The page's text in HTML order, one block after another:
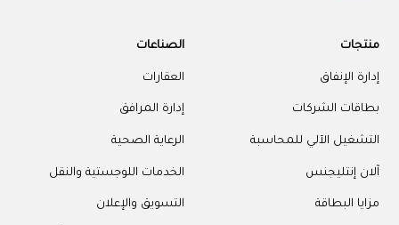
منتجات
إدارة الإنفاق
بطاقات الشركات
التشغيل الآلي للمحاسبة
آلان إنتليجنس
مزايا البطاقة
الصناعات
العقارات
إدارة المرافق
الرعاية الصحية
الخدمات اللوجستية والنقل
التسويق والإعلان